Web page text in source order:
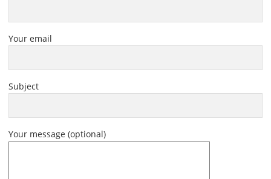
Your email
Subject
Your message (optional)